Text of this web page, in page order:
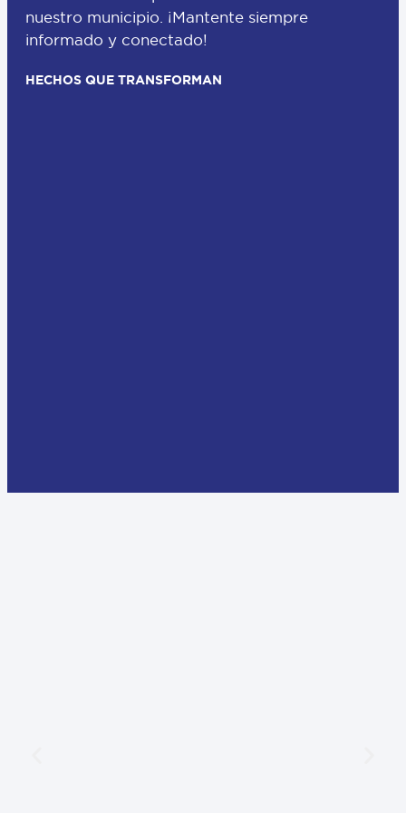
nuestro municipio. ¡Mantente siempre
informado y conectado!
HECHOS QUE TRANSFORMAN